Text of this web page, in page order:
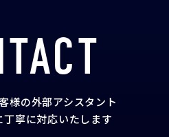
様の外部アシスタント
丁寧に対応いたします